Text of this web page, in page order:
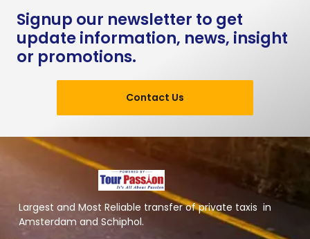
Signup our newsletter to get
update information, news, insight
or promotions.
Contact Us
Largest and Most Reliable transfer of private taxis in
Amsterdam and Schiphol.